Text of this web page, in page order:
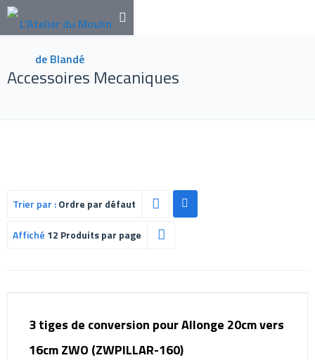
Accessoires Mecaniques
Trier par :Ordre par défaut
Affiché 12 Produits par page
3 tiges de conversion pour Allonge 20cm vers
16cm ZWO (ZWPILLAR-160)